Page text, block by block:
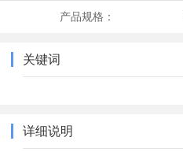
产品规格：
关键词
详细说明